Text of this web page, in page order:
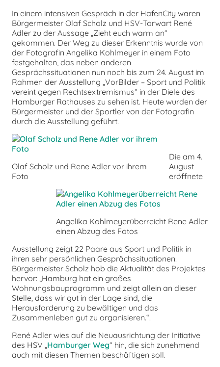
In einem intensiven Gespräch in der HafenCity waren
Bürgermeister Olaf Scholz und HSV-Torwart René
Adler zu der Aussage „Zieht euch warm an“
gekommen. Der Weg zu dieser Erkenntnis wurde von
der Fotografin Angelika Kohlmeyer in einem Foto
festgehalten, das neben anderen
Gesprächssituationen nun noch bis zum 24. August im
Rahmen der Ausstellung „VorBilder – Sport und Politik
vereint gegen Rechtsextremismus“ in der Diele des
Hamburger Rathauses zu sehen ist. Heute wurden der
Bürgermeister und der Sportler von der Fotografin
durch die Ausstellung geführt.
Olaf Scholz und Rene Adler vor ihrem
Foto
Angelika Kohlmeyerüberreicht Rene Adler
einen Abzug des Fotos
Die am 4.
August
eröffnete
Ausstellung zeigt 22 Paare aus Sport und Politik in
ihren sehr persönlichen Gesprächssituationen.
Bürgermeister Scholz hob die Aktualität des Projektes
hervor: „Hamburg hat ein großes
Wohnungsbauprogramm und zeigt allein an dieser
Stelle, dass wir gut in der Lage sind, die
Herausforderung zu bewältigen und das
Zusammenleben gut zu organisieren.“.
René Adler wies auf die Neuausrichtung der Initiative
des HSV „Hamburger Weg“ hin, die sich zunehmend
auch mit diesen Themen beschäftigen soll.